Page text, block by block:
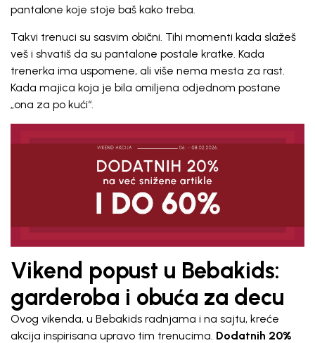
pantalone koje stoje baš kako treba.
Takvi trenuci su sasvim obični. Tihi momenti kada slažeš
veš i shvatiš da su pantalone postale kratke. Kada
trenerka ima uspomene, ali više nema mesta za rast.
Kada majica koja je bila omiljena odjednom postane
„ona za po kući“.
Vikend popust u Bebakids:
garderoba i obuća za decu
Ovog vikenda, u Bebakids radnjama i na sajtu, kreće
akcija inspirisana upravo tim trenucima. Dodatnih 20%
Unesi svoju imejl adresu.
sapolitikom privatnosti